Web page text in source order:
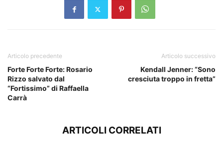
Articolo precedente
Forte Forte Forte: Rosario
Rizzo salvato dal
“Fortissimo” di Raffaella
Carrà
Articolo successivo
Kendall Jenner: “Sono
cresciuta troppo in fretta”
ARTICOLI CORRELATI